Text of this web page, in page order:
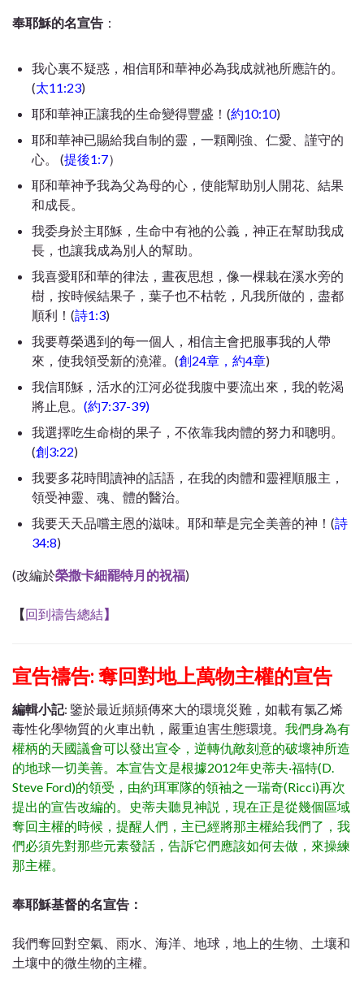
奉耶穌的名宣告 ：
我心裏不疑惑，相信耶和華神必為我成就祂所應許的。
(太11:23)
耶和華神正讓我的生命變得豐盛！(約10:10)
耶和華神已賜給我自制的靈，一顆剛強、仁愛、謹守的
心。 (提後1:7）
耶和華神予我為父為母的心，使能幫助別人開花、結果
和成長。
我委身於主耶穌，生命中有祂的公義，神正在幫助我成
長，也讓我成為別人的幫助。
我喜愛耶和華的律法，晝夜思想，像一棵栽在溪水旁的
樹，按時候結果子，葉子也不枯乾，凡我所做的，盡都
順利！(詩1:3)
我要尊榮遇到的每一個人，相信主會把服事我的人帶
來，使我領受新的澆灌。(創24章，約4章)
我信耶穌， 活水的江河必從我腹中要流出來，我的乾渴
將止息
(約7:37-39)
我選擇吃生命樹的果子，不依靠我肉體的努力和聰明。
(創3:22)
我要多花時間讀神的話語，在我的肉體和靈裡順服主，
領受神靈、魂、體的醫治。
我要天天品嚐主恩的滋味。耶和華是完全美善的神！(詩
34:8)
(改編於榮撒卡細罷特月的祝福)
【回到禱告總結】
宣告禱告: 奪回對地上萬物主權的宣告
編輯小記: 鑒於最近頻頻傳來大的環境災難，如載有氯乙烯
毒性化學物質的火車出軌，嚴重迫害生態環境。 我們身為有
權柄的天國議會可以發出宣令，逆轉仇敵刻意的破壞神所造
的地球一切美善。本宣告文是根據2012年史蒂夫·福特(D.
Steve Ford)的領受，由約珥軍隊的領袖之一瑞奇(Ricci)再次
提出的宣告改編的。史蒂夫聽見神説，現在正是從幾個區域
奪回主權的時候，提醒人們，主已經將那主權給我們了，我
們必須先對那些元素發話，告訴它們應該如何去做，來操練
那主權。
奉耶穌基督的名宣告：
我們奪回對空氣、雨水、海洋、地球，地上的生物、土壤和
土壤中的微生物的主權。